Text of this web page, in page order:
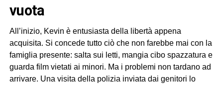
vuota
All’inizio, Kevin è entusiasta della libertà appena
acquisita. Si concede tutto ciò che non farebbe mai con la
famiglia presente: salta sui letti, mangia cibo spazzatura e
guarda film vietati ai minori. Ma i problemi non tardano ad
arrivare. Una visita della polizia inviata dai genitori lo